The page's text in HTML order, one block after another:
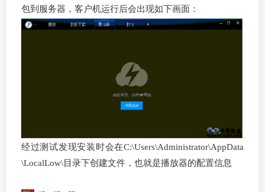
包到服务器，客户机运行后会出现如下画面：
经过测试发现安装时会在C:\Users\Administrator\AppData
\LocalLow\目录下创建文件，也就是播放器的配置信息